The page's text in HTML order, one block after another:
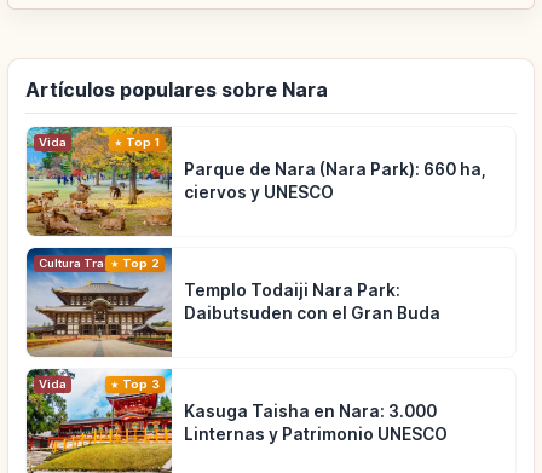
Artículos populares sobre Nara
Vida Top 1
Parque de Nara (Nara Park): 660 ha,
ciervos y UNESCO
Cultura Tradicional
Top 2
Templo Todaiji Nara Park:
Daibutsuden con el Gran Buda
Vida Top 3
Kasuga Taisha en Nara: 3.000
Linternas y Patrimonio UNESCO